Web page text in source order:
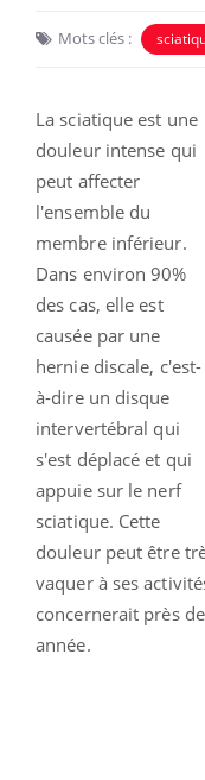
Mots clés :
La sciatique est une
douleur intense qui
peut affecter
l'ensemble du
membre inférieur.
Dans environ 90%
des cas, elle est
causée par une
hernie discale, c'est-
à-dire un disque
intervertébral qui
s'est déplacé et qui
appuie sur le nerf
sciatique. Cette
douleur peut être
vaquer à ses
concernerait près
année.